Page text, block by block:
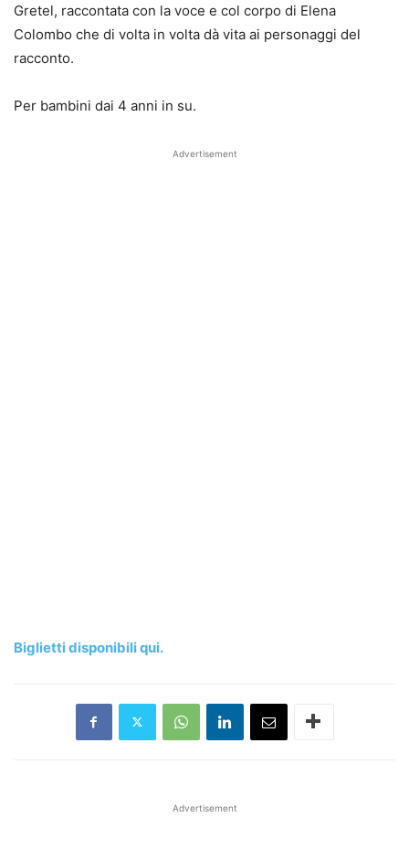
Gretel, raccontata con la voce e col corpo di Elena
Colombo che di volta in volta dà vita ai personaggi del
racconto.
Per bambini dai 4 anni in su.
Advertisement
Biglietti disponibili qui.
Advertisement